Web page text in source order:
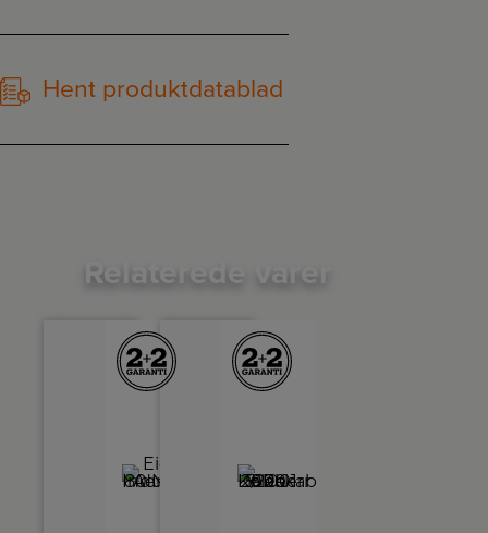
Hent produktdatablad
Relaterede varer